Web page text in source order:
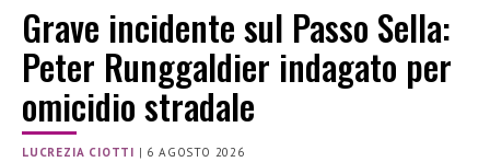
Grave incidente sul Passo Sella:
Peter Runggaldier indagato per
omicidio stradale
LUCREZIA CIOTTI | 6 AGOSTO 2026